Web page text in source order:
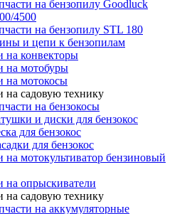
на бензопилу Goodluck
4500
на бензопилу STL 180
и цепи к бензопилам
на конвекторы
на мотобуры
на мотокосы
на садовую технику
на бензокосы
и диски для бензокос
для бензокос
для бензокос
на мотокультиватор бензиновый
на опрыскиватели
на садовую технику
на аккумуляторные